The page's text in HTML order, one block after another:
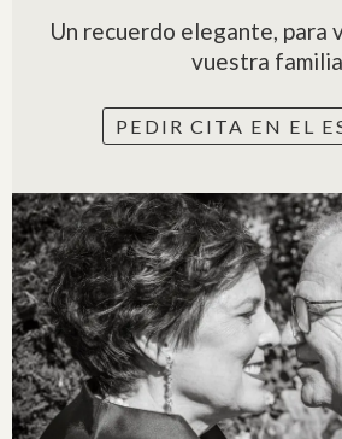
Un recuerdo elegante, para
vuestra
PEDIR CITA EN EL